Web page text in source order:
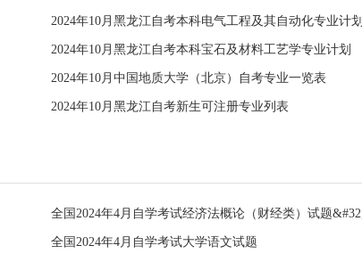
2024年10月黑龙江自考本科电气工程及其自动化专业计划
2024年10月黑龙江自考本科宝石及材料工艺学专业计划
2024年10月中国地质大学（北京）自考专业一览表
2024年10月黑龙江自考新生可注册专业列表
全国2024年4月自学考试大学语文试题